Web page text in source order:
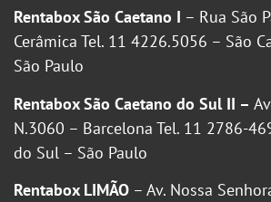
Rentabox São Caetano I – Rua São
Cerâmica Tel. 11 4226.5056 – São
São Paulo
Rentabox São Caetano do Sul II –
N.3060 – Barcelona Tel. 11 2786-
do Sul – São Paulo
Rentabox LIMÃO – Av. Nossa